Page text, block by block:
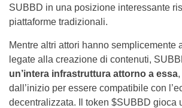
SUBBD in una posizione interessante
piattaforme tradizionali.
Mentre altri attori hanno semplicemente
legate alla creazione di contenuti,
un’intera infrastruttura attorno a essa
dall’inizio per essere compatibile con
decentralizzata. Il token $SUBBD gioca